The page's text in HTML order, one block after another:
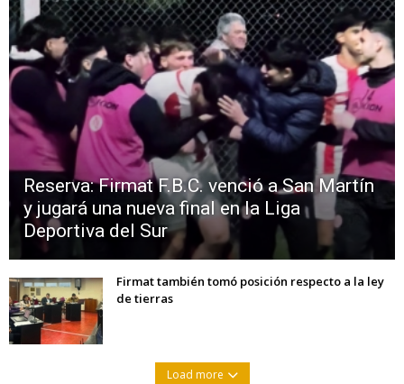
Reserva: Firmat F.B.C. venció a San Martín
y jugará una nueva final en la Liga
Deportiva del Sur
Firmat también tomó posición respecto a la ley
de tierras
Load more